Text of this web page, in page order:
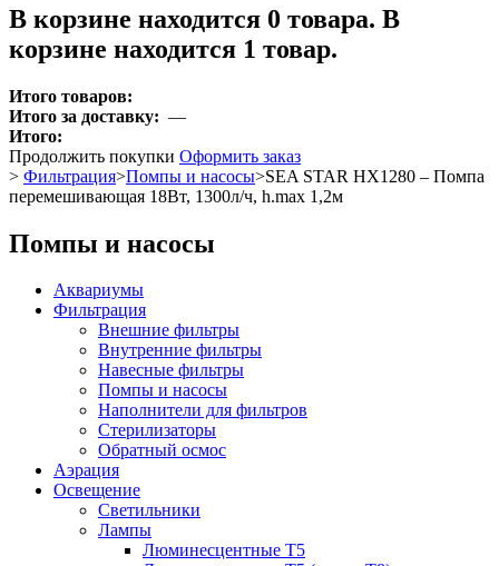
В корзине находится 0 товара. В
корзине находится 1 товар.
Итого товаров:
Итого за доставку: —
Итого:
Продолжить покупки Оформить заказ
> Фильтрация>Помпы и насосы>SEA STAR HX1280 – Помпа
перемешивающая 18Вт, 1300л/ч, h.max 1,2м
Помпы и насосы
Аквариумы
Фильтрация
Внешние фильтры
Внутренние фильтры
Навесные фильтры
Помпы и насосы
Наполнители для фильтров
Стерилизаторы
Обратный осмос
Аэрация
Освещение
Светильники
Лампы
Люминесцентные T5